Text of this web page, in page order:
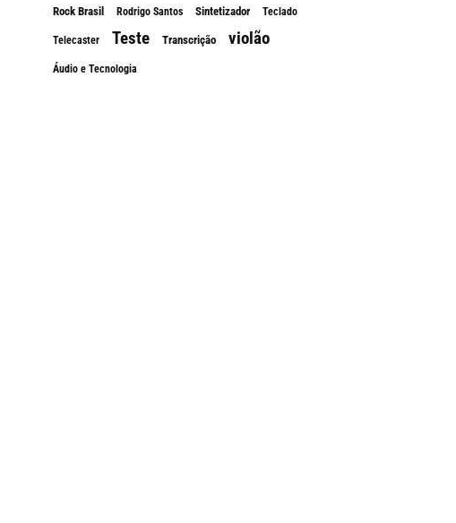
Rock Brasil Rodrigo Santos Sintetizador Teclado
Telecaster Teste Transcrição violão
Áudio e Tecnologia